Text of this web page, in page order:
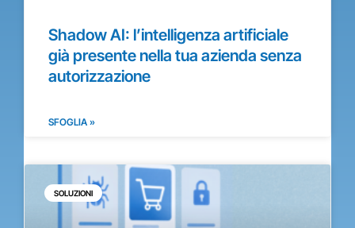
Shadow AI: l’intelligenza artificiale
già presente nella tua azienda senza
autorizzazione
SFOGLIA »
SOLUZIONI